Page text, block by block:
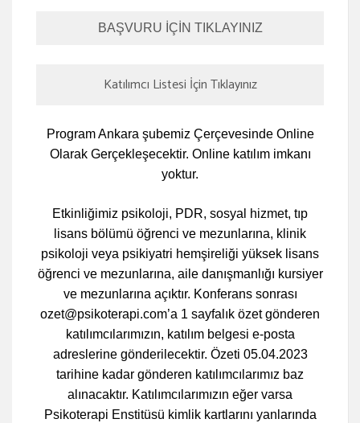
Program Ankara şubemiz Çerçevesinde Online
Olarak Gerçekleşecektir. Online katılım imkanı
yoktur.
Etkinliğimiz psikoloji, PDR, sosyal hizmet, tıp
lisans bölümü öğrenci ve mezunlarına, klinik
psikoloji veya psikiyatri hemşireliği yüksek lisans
öğrenci ve mezunlarına, aile danışmanlığı kursiyer
ve mezunlarına açıktır. Konferans sonrası
ozet@psikoterapi.com’a 1 sayfalık özet gönderen
katılımcılarımızın, katılım belgesi e-posta
adreslerine gönderilecektir. Özeti 05.04.2023
tarihine kadar gönderen katılımcılarımız baz
alınacaktır. Katılımcılarımızın eğer varsa
Psikoterapi Enstitüsü kimlik kartlarını yanlarında